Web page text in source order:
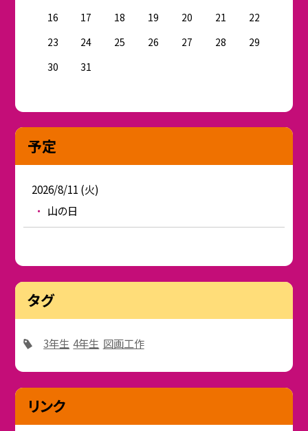
16
17 18 19 20 21
22
23
24 25 26 27 28
29
30
31
予定
2026/8/11 (火)
山の日
タグ
3年生 4年生 図画工作
リンク